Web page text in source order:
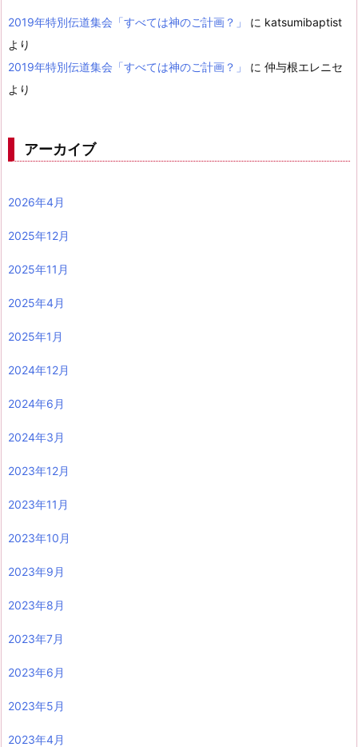
2019年特別伝道集会「すべては神のご計画？」 に katsumibaptist
より
2019年特別伝道集会「すべては神のご計画？」
に 仲与根エレニセ
より
アーカイブ
2026年4月
2025年12月
2025年11月
2025年4月
2025年1月
2024年12月
2024年6月
2024年3月
2023年12月
2023年11月
2023年10月
2023年9月
2023年8月
2023年7月
2023年6月
2023年5月
2023年4月